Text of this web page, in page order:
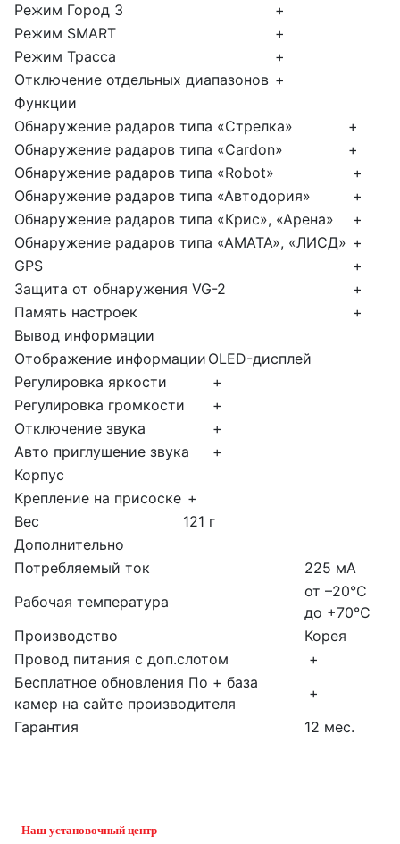
Режим Город 3
+
Режим SMART
+
Режим Трасса
+
Отключение отдельных диапазонов +
Функции
Обнаружение радаров типа «Стрелка»
+
Обнаружение радаров типа «Cardon»
+
Обнаружение радаров типа «Robot»
+
Обнаружение радаров типа «Автодория»
+
Обнаружение радаров типа «Крис», «Арена»
+
Обнаружение радаров типа «АМАТА», «ЛИСД» +
GPS
+
Защита от обнаружения VG-2
+
Память настроек
+
Вывод информации
Отображение информации OLED-дисплей
Регулировка яркости
+
Регулировка громкости
+
Отключение звука
+
Авто приглушение звука
+
Корпус
Крепление на присоске +
Вес
121 г
Дополнительно
Потребляемый ток
225 мА
Рабочая температура
от –20°С
до +70°С
Производство
Корея
Провод питания с доп.слотом
+
Бесплатное обновления По + база
камер на сайте производителя
+
Гарантия
12 мес.
Наш установочный центр